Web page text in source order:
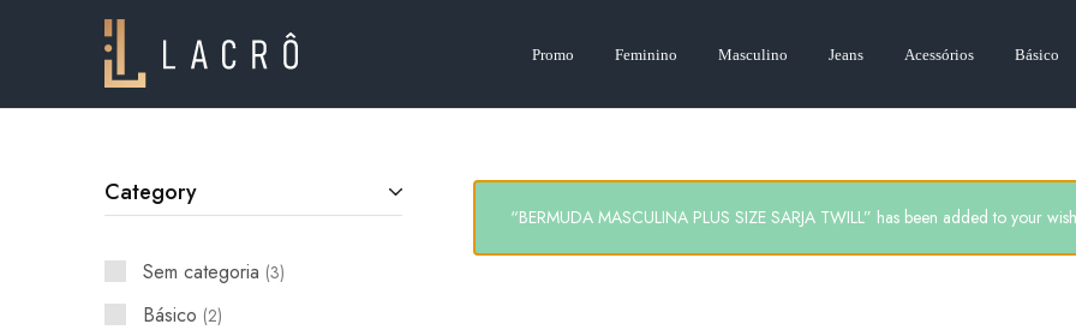
Lacrô
Wear
Promo Feminino Masculino Jeans Acessórios Básico
“BERMUDA MASCULINA PLUS SIZE SARJA TWILL” has been added to your
Category
Sem categoria 3
Básico 2